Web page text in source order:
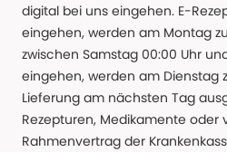
digital bei uns eingehen. E-
eingehen, werden am Montag
zwischen Samstag 00:00 Uhr
eingehen, werden am Dienstag
Lieferung am nächsten Tag
Rezepturen, Medikamente oder
Rahmenvertrag der